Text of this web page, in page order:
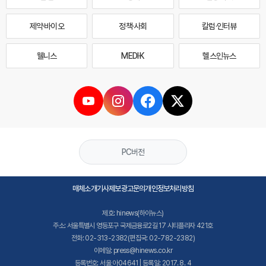
제약·바이오 정책·사회 칼럼·인터뷰
웰니스 MEDI·K 헬스인뉴스
PC버전
매체소개기사제보광고문의개인정보처리방침
제호: hinews(하이뉴스)
주소: 서울특별시 영등포구 국제금융로2길 17 시티플라자 421호
전화: 02-313-2382(편집국: 02-782-2382)
이메일: press@hinews.co.kr
등록번호: 서울,아04641 | 등록일: 2017. 8. 4